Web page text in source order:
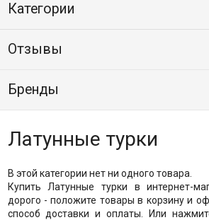
Категории
Отзывы
Бренды
Латунные турки
В этой категории нет ни одного товара.
Купить Латунные турки в интернет-
дорого - положите товары в корзину и
способ доставки и оплаты. Или